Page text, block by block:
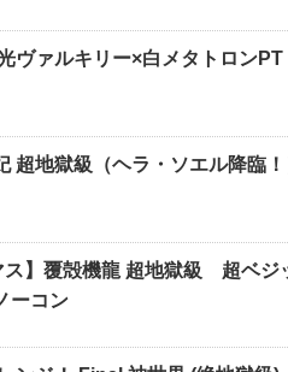
ァルキリー×白メタトロンPT
超地獄級（ヘラ・ソエル降臨
ス】覆殻機龍 超地獄級 超ベ
ーコン